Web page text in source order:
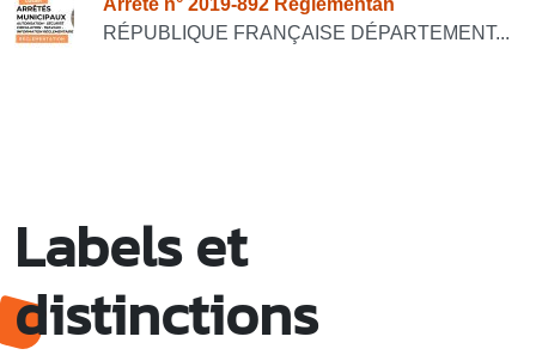
Arrêté n° 2019-892 Réglementan
RÉPUBLIQUE FRANÇAISE DÉPARTEMENT...
Labels et
distinctions